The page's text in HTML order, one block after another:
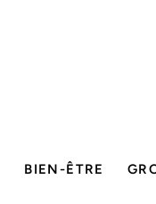
BIEN-ÊTRE